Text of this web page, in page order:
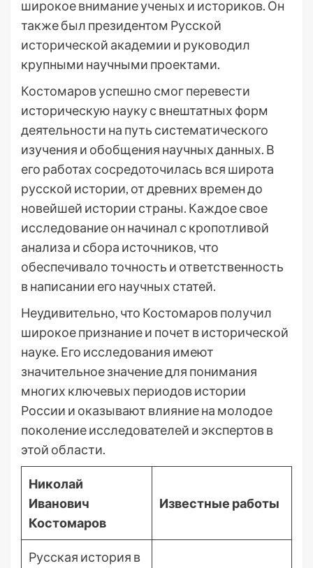
широкое внимание ученых и историков. Он
также был президентом Русской
исторической академии и руководил
крупными научными проектами.
Костомаров успешно смог перевести
историческую науку с внештатных форм
деятельности на путь систематического
изучения и обобщения научных данных. В
его работах сосредоточилась вся широта
русской истории, от древних времен до
новейшей истории страны. Каждое свое
исследование он начинал с кропотливой
анализа и сбора источников, что
обеспечивало точность и ответственность
в написании его научных статей.
Неудивительно, что Костомаров получил
широкое признание и почет в исторической
науке. Его исследования имеют
значительное значение для понимания
многих ключевых периодов истории
России и оказывают влияние на молодое
поколение исследователей и экспертов в
этой области.
Николай
Иванович
Костомаров
Известные работы
Русская история в